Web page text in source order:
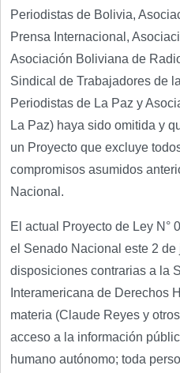
Periodistas de Bolivia,
Prensa Internacional,
Asociación Boliviana de
Sindical de Trabajadores de
Periodistas de La Paz y
La Paz) haya sido omitida y
un Proyecto que excluye
compromisos asumidos
Nacional.
El actual Proyecto de Ley N°
el Senado Nacional este 2
disposiciones contrarias a la
Interamericana de Derechos
materia (Claude Reyes y
acceso a la información
humano autónomo; toda